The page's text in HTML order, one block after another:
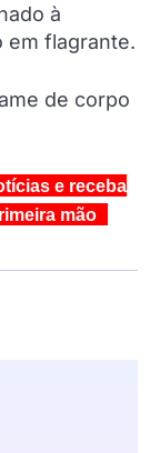
à
em flagrante.
de corpo
e receba
mão